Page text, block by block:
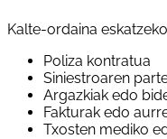
Kalte-ordaina
Poliza kontratua
Siniestroaren
Argazkiak edo
Fakturak edo
Txosten mediko